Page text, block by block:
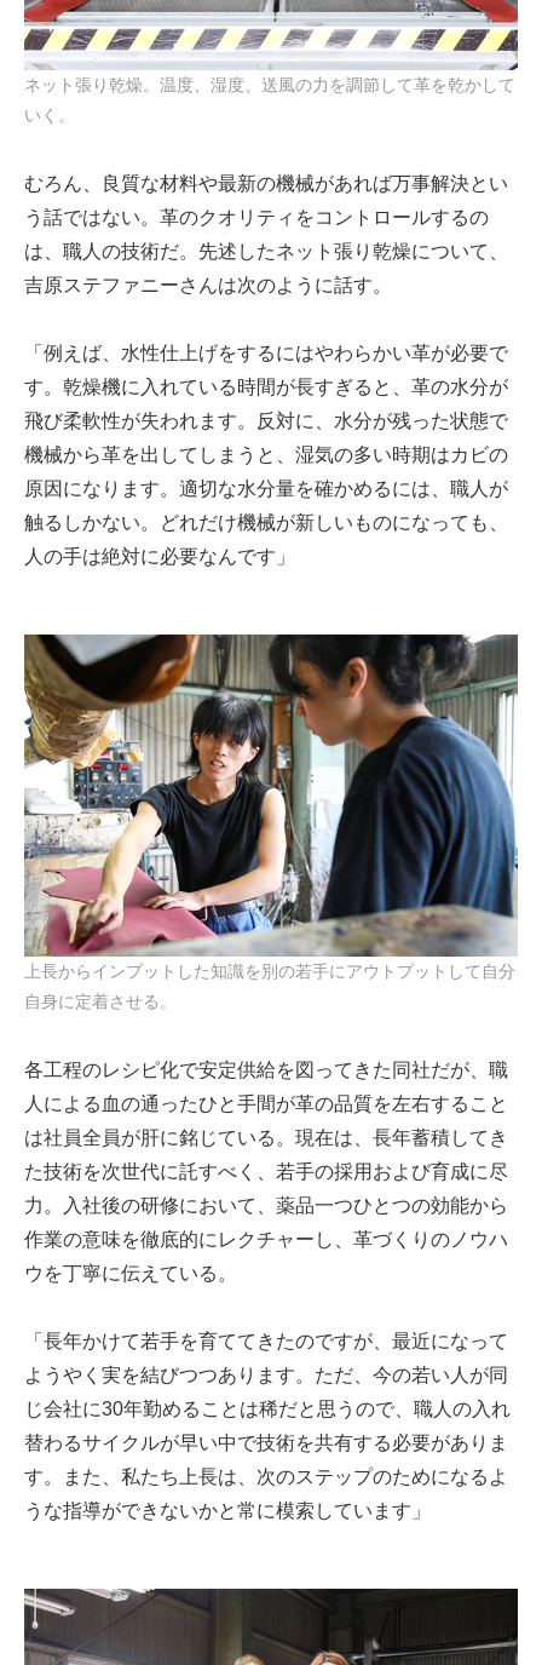
ネット張り乾燥。温度、湿度、送風の力を調節して革を乾かして
いく。
むろん、良質な材料や最新の機械があれば万事解決とい
う話ではない。革のクオリティをコントロールするの
は、職人の技術だ。先述したネット張り乾燥について、
吉原ステファニーさんは次のように話す。
「例えば、水性仕上げをするにはやわらかい革が必要で
す。乾燥機に入れている時間が長すぎると、革の水分が
飛び柔軟性が失われます。反対に、水分が残った状態で
機械から革を出してしまうと、湿気の多い時期はカビの
原因になります。適切な水分量を確かめるには、職人が
触るしかない。どれだけ機械が新しいものになっても、
人の手は絶対に必要なんです」
上長からインプットした知識を別の若手にアウトプットして自分
自身に定着させる。
各工程のレシピ化で安定供給を図ってきた同社だが、職
人による血の通ったひと手間が革の品質を左右すること
は社員全員が肝に銘じている。現在は、長年蓄積してき
た技術を次世代に託すべく、若手の採用および育成に尽
力。入社後の研修において、薬品一つひとつの効能から
作業の意味を徹底的にレクチャーし、革づくりのノウハ
ウを丁寧に伝えている。
「長年かけて若手を育ててきたのですが、最近になって
ようやく実を結びつつあります。ただ、今の若い人が同
じ会社に30年勤めることは稀だと思うので、職人の入れ
替わるサイクルが早い中で技術を共有する必要がありま
す。また、私たち上長は、次のステップのためになるよ
うな指導ができないかと常に模索しています」